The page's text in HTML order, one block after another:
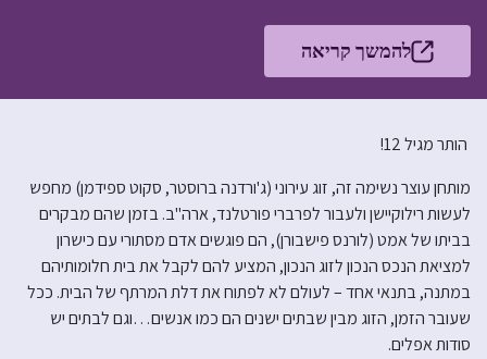
להמשך קריאה
הותר מגיל 12!
מותחן עוצר נשימה זה, זוג עירוני (ג'ורדנה ברוסטר, סקוט ספידמן) מחפש
לעשות רילוקיישן ולעבור לפרברי פורטלנד, ארה"ב. בזמן שהם מבקרים
בביתו של אמט (לורנס פישבורן), הם פוגשים אדם מסתורי עם כישרון
למציאת הנכס הנכון לזוג הנכון, המציע להם לקבל את בית חלומותיהם
במתנה, בתנאי אחד – לעולם לא לפתוח את דלת המרתף של הבית. ככל
שעובר הזמן, הזוג מבין שבתים ישנים הם כמו אנשים…וגם לבתים יש
סודות אפלים.